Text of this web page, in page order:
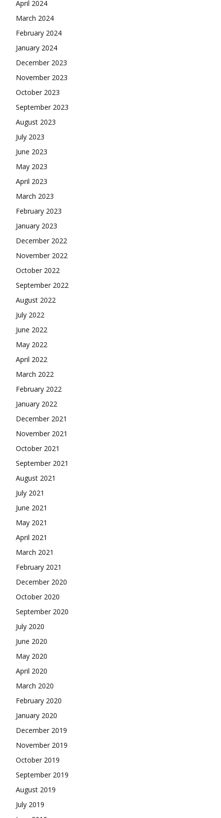
April 2024
March 2024
February 2024
January 2024
December 2023
November 2023
October 2023
September 2023
August 2023
July 2023
June 2023
May 2023
April 2023
March 2023
February 2023
January 2023
December 2022
November 2022
October 2022
September 2022
August 2022
July 2022
June 2022
May 2022
April 2022
March 2022
February 2022
January 2022
December 2021
November 2021
October 2021
September 2021
August 2021
July 2021
June 2021
May 2021
April 2021
March 2021
February 2021
December 2020
October 2020
September 2020
July 2020
June 2020
May 2020
April 2020
March 2020
February 2020
January 2020
December 2019
November 2019
October 2019
September 2019
August 2019
July 2019